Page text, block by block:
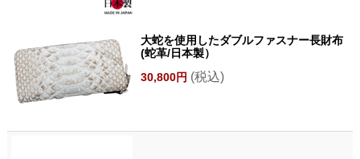
大蛇を使用したダブルファスナー長財布
(蛇革/日本製）
30,800円 (税込)